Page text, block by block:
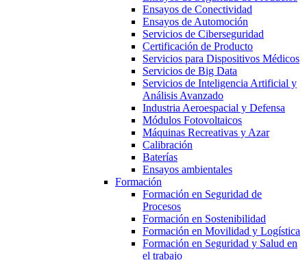
Ensayos de Conectividad
Ensayos de Automoción
Servicios de Ciberseguridad
Certificación de Producto
Servicios para Dispositivos Médicos
Servicios de Big Data
Servicios de Inteligencia Artificial y
Análisis Avanzado
Industria Aeroespacial y Defensa
Módulos Fotovoltaicos
Máquinas Recreativas y Azar
Calibración
Baterías
Ensayos ambientales
Formación
Formación en Seguridad de
Procesos
Formación en Sostenibilidad
Formación en Movilidad y Logística
Formación en Seguridad y Salud en
el trabajo